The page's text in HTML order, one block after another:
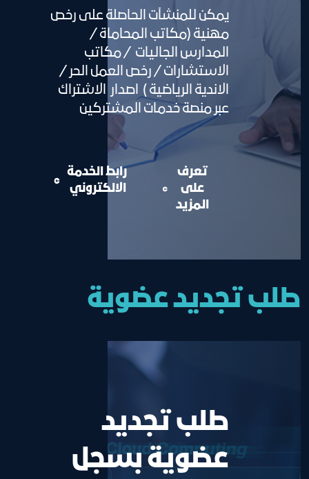
يمكن للمنشآت الحاصلة على رخص
مهنية (مكاتب المحاماة /
المدارس الجاليات / مكاتب
الاستشارات / رخص العمل الحر /
الاندية الرياضية ) اصدار الاشتراك
عبر منصة خدمات المشتركين
تعرف
على
المزيد
رابط الخدمة
الالكتروني
طلب تجديد عضوية
طلب تجديد
عضوية بسجل